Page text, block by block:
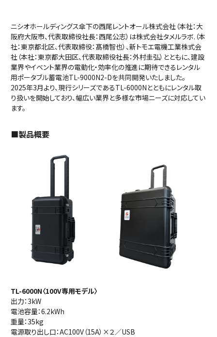
ニシオホールディングス傘下の西尾レントオール株式会社（本社：大
阪府大阪市、代表取締役社長：西尾公志）は株式会社タメルラボ.（本
社：東京都北区、代表取締役：髙橋智也）、新トモエ電機工業株式会
社（本社：東京都大田区、代表取締役社長：外村圭弘）とともに、建設
業界やイベント業界の電動化・効率化の推進に期待できるレンタル
用ポータブル蓄電池TL-9000N2-Dを共同開発いたしました。
2025年3月より、現行シリーズであるTL-6000Nとともにレンタル取
り扱いを開始しており、幅広い業界と多様な市場ニーズに対応してい
ます。
■製品概要
TL-6000N〈100V専用モデル〉
出力：3kW
電池容量：6.2kWh
重量：35kg
電源取り出し口：AC100V（15A）×２／USB